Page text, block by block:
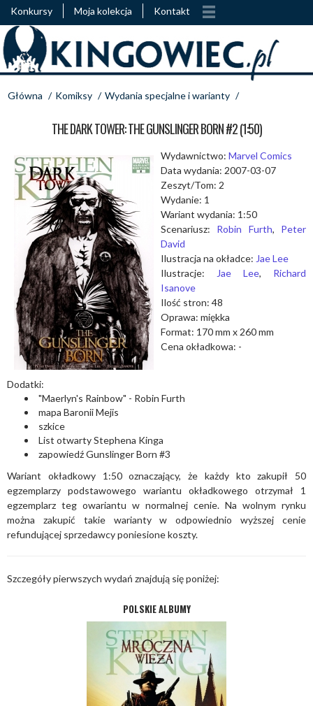
Konkursy Moja kolekcja Kontakt
Główna / Komiksy / Wydania specjalne i warianty /
THE DARK TOWER: THE GUNSLINGER BORN #2 (1:50)
Wydawnictwo: Marvel Comics
Data wydania: 2007-03-07
Zeszyt/Tom: 2
Wydanie: 1
Wariant wydania: 1:50
Scenariusz: Robin Furth, Peter
David
Ilustracja na okładce: Jae Lee
Ilustracje:
Jae Lee, Richard
Isanove
Ilość stron: 48
Oprawa: miękka
Format: 170 mm x 260 mm
Cena okładkowa: -
Dodatki:
"Maerlyn's Rainbow" - Robin Furth
mapa Baronii Mejis
szkice
List otwarty Stephena Kinga
zapowiedź Gunslinger Born #3
Wariant okładkowy 1:50 oznaczający, że każdy kto zakupił 50
egzemplarzy podstawowego wariantu okładkowego otrzymał 1
egzemplarz teg owariantu w normalnej cenie. Na wolnym rynku
można zakupić takie warianty w odpowiednio wyższej cenie
refundującej sprzedawcy poniesione koszty.
Szczegóły pierwszych wydań znajdują się poniżej:
POLSKIE ALBUMY